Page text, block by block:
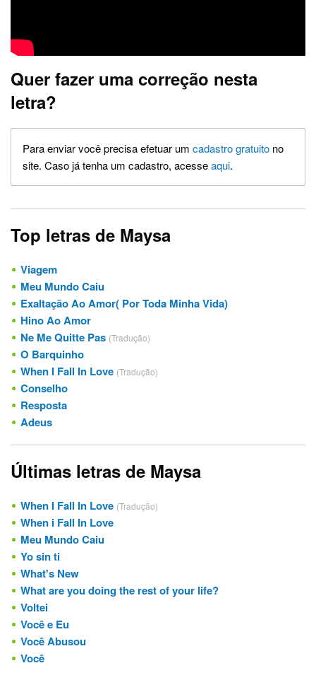
Quer fazer uma correção nesta
letra?
Para enviar você precisa efetuar um cadastro gratuito no
site. Caso já tenha um cadastro, acesseaqui.
Top letras de Maysa
Viagem
Meu Mundo Caiu
Exaltação Ao Amor( Por Toda Minha Vida)
Hino Ao Amor
Ne Me Quitte Pas (Tradução)
O Barquinho
When I Fall In Love (Tradução)
Conselho
Resposta
Adeus
Últimas letras de Maysa
When I Fall In Love (Tradução)
When i Fall In Love
Meu Mundo Caiu
Yo sin ti
What's New
What are you doing the rest of your life?
Voltei
Você e Eu
Você Abusou
Você